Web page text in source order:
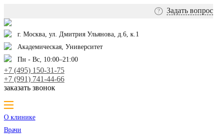
? Задать вопрос
г. Москва, ул. Дмитрия Ульянова, д.6, к.1
Академическая, Университет
Пн - Вс, 10:00–21:00
+7 (495) 150-31-75
+7 (991) 741-44-66
заказать звонок
О клинике
Врачи